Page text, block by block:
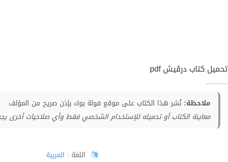
تحميل كتاب درڤيش pdf
ملاحظة: نُشر هذا الكتاب على موقع فولة بوك بإذن صريح من المؤلف
معاينة الكتاب أو تحميله للإستخدام الشخصي فقط وأي صلاحيات أخرى
اللغة : العربية